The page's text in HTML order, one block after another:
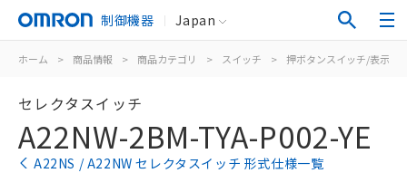
制御機器 Japan
ホーム > 商品情報 > 商品カテゴリ > スイッチ > 押ボタンスイッチ/表示灯
セレクタスイッチ
A22NW-2BM-TYA-P002-YE
A22NS / A22NW セレクタスイッチ 形式仕様一覧